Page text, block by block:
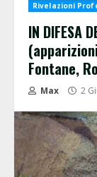
Rivelazioni
IN DIFESA
Fontane,
Max 2